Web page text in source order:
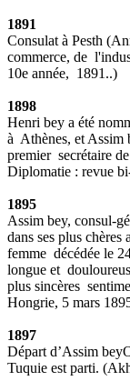
1891
Consulat à Pesth
commerce, de
10e année, 1891..)
1898
Henri bey a été
à Athènes, et Assim
premier secrétaire
Diplomatie : revue
1895
Assim bey, consul-
dans ses plus
femme décédée le
longue et
plus sincères
Hongrie, 5 mars
1897
Départ d’Assim
Tuquie est parti.